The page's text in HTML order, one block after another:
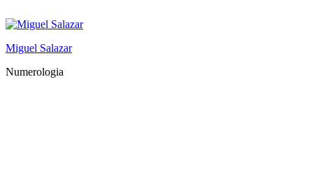
al
Miguel Salazar
Numerologia